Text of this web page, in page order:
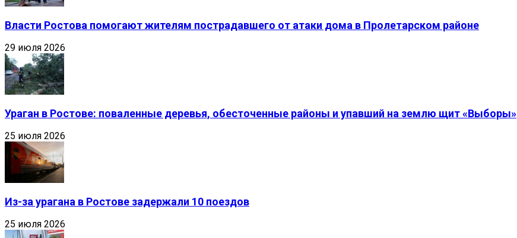
Власти Ростова помогают жителям пострадавшего от атаки дома в Пролетарском районе
29 июля 2026
Ураган в Ростове: поваленные деревья, обесточенные районы и упавший на землю щит «Выборы»
25 июля 2026
Из-за урагана в Ростове задержали 10 поездов
25 июля 2026